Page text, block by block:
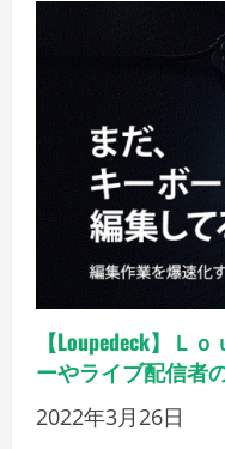
【Loupedeck】Ｌ
ーやライブ配信者
2022年3月26日